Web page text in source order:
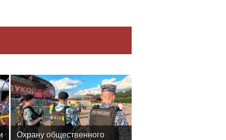
Охрану общественного